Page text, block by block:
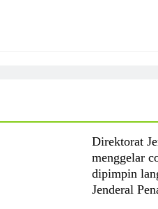
Direktorat
menggelar
dipimpin
Jenderal